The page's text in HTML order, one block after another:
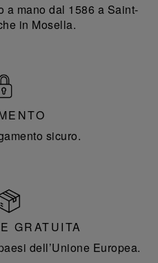
a mano dal 1586 a Saint-
in Mosella.
sicuro.
GRATUITA
dell’Unione Europea.